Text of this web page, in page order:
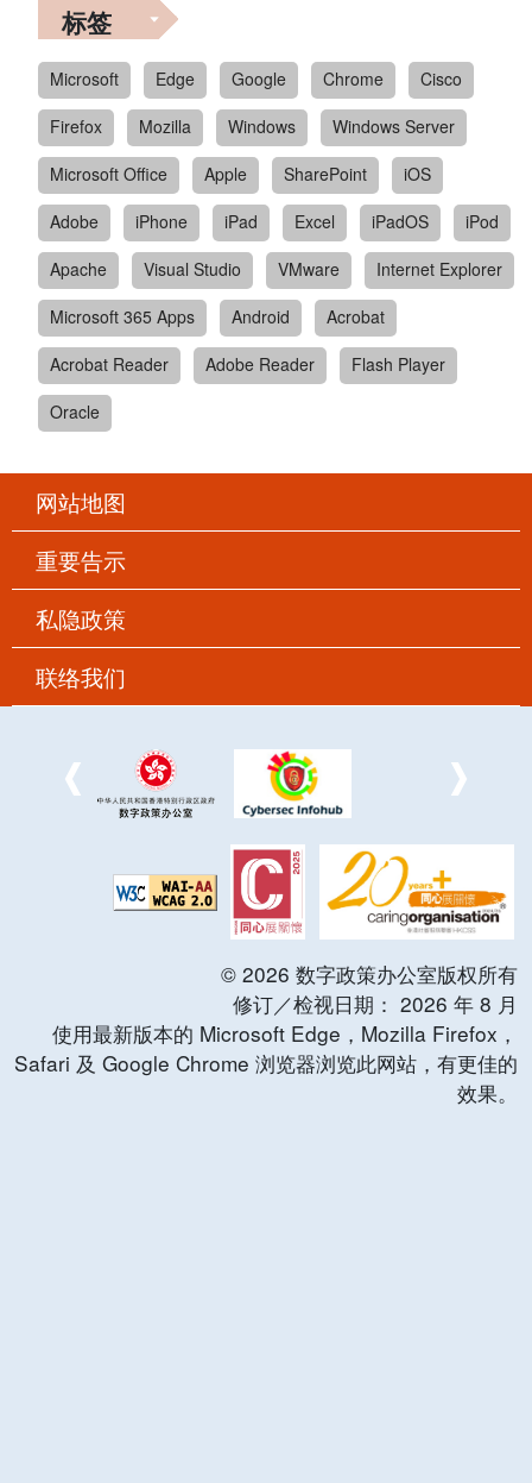
标签
Microsoft Edge Google Chrome
Cisco
Firefox
Mozilla Windows
Windows Server
Microsoft Office
Apple SharePoint
iOS
Adobe
iPhone iPad Excel iPadOS
iPod
Apache
Visual Studio VMware
Internet Explorer
Microsoft 365 Apps
Android
Acrobat
Acrobat Reader
Adobe Reader
Flash Player
Oracle
网站地图
重要告示
私隐政策
联络我们
© 2026 数字政策办公室版权所有
修订／检视日期： 2026 年 8 月
使用最新版本的 Microsoft Edge，Mozilla Firefox，
Safari 及 Google Chrome 浏览器浏览此网站，有更佳的
效果。